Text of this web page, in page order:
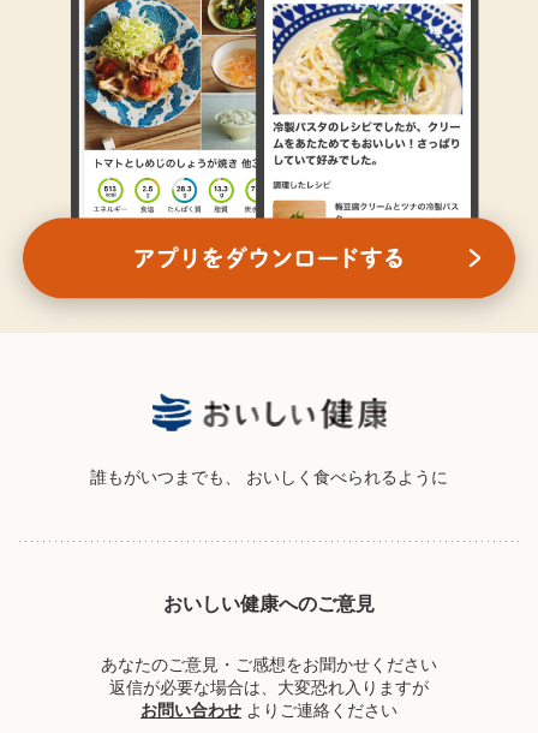
誰もがいつまでも、 おいしく食べられるように
おいしい健康へのご意見
あなたのご意見・ご感想をお聞かせください
返信が必要な場合は、大変恐れ入りますが
お問い合わせ よりご連絡ください